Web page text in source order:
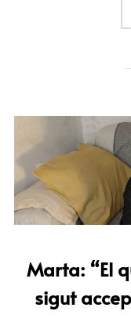
Marta: “El
sigut